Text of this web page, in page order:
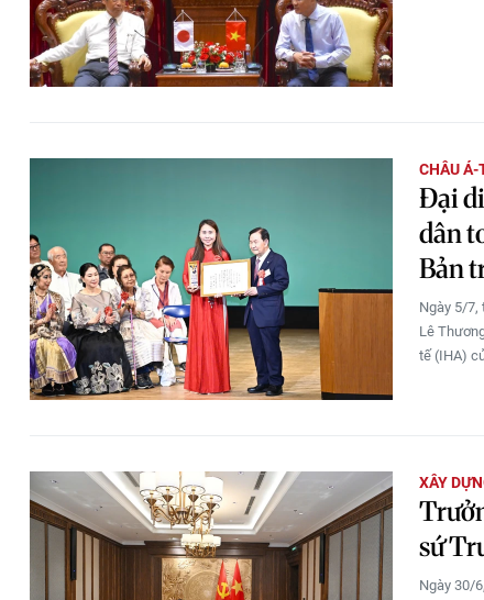
CHÂU Á-
Đại
dân
Bản
Ngày 5/7,
Lê
tế (IHA)
XÂY
sứ
Ngày 30/